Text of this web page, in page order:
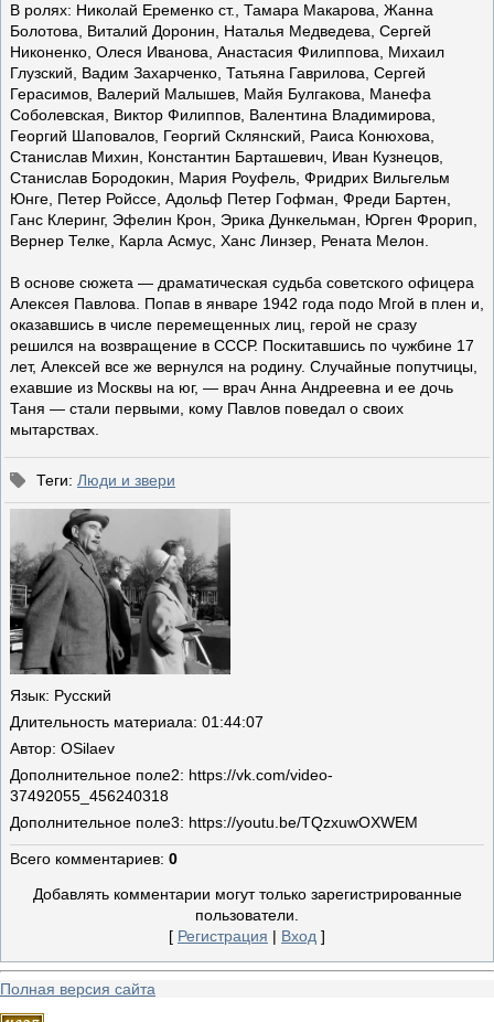
В ролях: Николай Еременко ст., Тамара Макарова, Жанна
Болотова, Виталий Доронин, Наталья Медведева, Сергей
Никоненко, Олеся Иванова, Анастасия Филиппова, Михаил
Глузский, Вадим Захарченко, Татьяна Гаврилова, Сергей
Герасимов, Валерий Малышев, Майя Булгакова, Манефа
Соболевская, Виктор Филиппов, Валентина Владимирова,
Георгий Шаповалов, Георгий Склянский, Раиса Конюхова,
Станислав Михин, Константин Барташевич, Иван Кузнецов,
Станислав Бородокин, Мария Роуфель, Фридрих Вильгельм
Юнге, Петер Ройссе, Адольф Петер Гофман, Фреди Бартен,
Ганс Клеринг, Эфелин Крон, Эрика Дункельман, Юрген Фрорип,
Вернер Телке, Карла Асмус, Ханс Линзер, Рената Мелон.
В основе сюжета — драматическая судьба советского офицера
Алексея Павлова. Попав в январе 1942 года подо Мгой в плен и,
оказавшись в числе перемещенных лиц, герой не сразу
решился на возвращение в СССР. Поскитавшись по чужбине 17
лет, Алексей все же вернулся на родину. Случайные попутчицы,
ехавшие из Москвы на юг, — врач Анна Андреевна и ее дочь
Таня — стали первыми, кому Павлов поведал о своих
мытарствах.
Теги: Люди и звери
Язык: Русский
Длительность материала: 01:44:07
Автор: OSilaev
Дополнительное поле2: https://vk.com/video-
37492055_456240318
Дополнительное поле3: https://youtu.be/TQzxuwOXWEM
Всего комментариев: 0
Добавлять комментарии могут только зарегистрированные
пользователи.
[ Регистрация | Вход ]
Полная версия сайта